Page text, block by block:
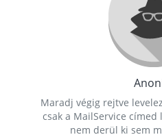
Maradj végig rejtve
csak a MailService címed
nem derül ki sem